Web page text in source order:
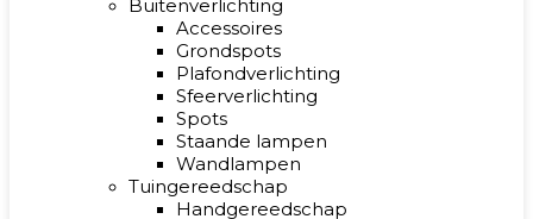
Buitenverlichting
Accessoires
Grondspots
Plafondverlichting
Sfeerverlichting
Spots
Staande lampen
Wandlampen
Tuingereedschap
Handgereedschap